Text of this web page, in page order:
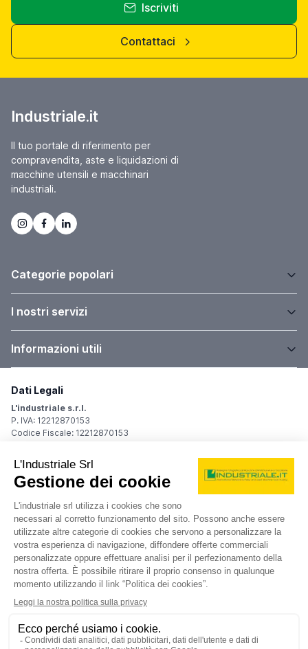
Iscriviti
Contattaci
Industriale.it
Il tuo portale di riferimento per
compravendita, aste e liquidazioni di
macchine utensili e macchinari
industriali.
Categorie popolari
I nostri servizi
Informazioni utili
Dati Legali
L'industriale s.r.l.
P. IVA: 12212870153
Codice Fiscale: 12212870153
Sede Legale
Via Carlo Dolci, 32
20148 Milano (MI)
Italy
Registro Imprese
Iscrizione R.I.: 12212870153
REA: MI-1539011
Capitale sociale: Euro 10.400,00 i.v.
Contatti
info@industriale.it
PEC:industriale@pec.industriale.it